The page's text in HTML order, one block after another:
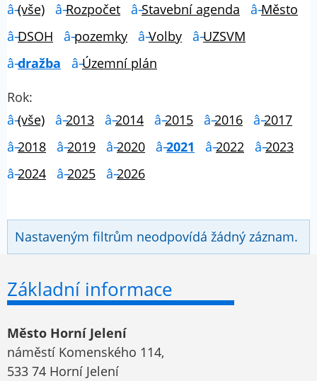
(vše)
Rozpočet Stavební agenda
Město
DSOH
pozemky Volby
UZSVM
dražba
Územní plán
Rok:
(vše)
2013 2014 2015 2016
2017
2018
2019 2020 2021 2022
2023
2024
2025 2026
Nastaveným filtrům neodpovídá žádný záznam.
Základní informace
Město Horní Jelení
náměstí Komenského 114,
533 74 Horní Jelení